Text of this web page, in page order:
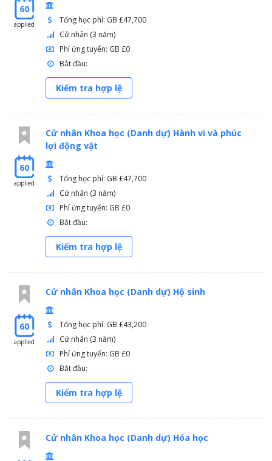
60
applied
Tổng học phí: GB £47,700
Cử nhân (3 năm)
Phí ứng tuyển: GB £0
Bắt đầu:
Kiểm tra hợp lệ
60
applied
Cử nhân Khoa học (Danh dự) Hành vi và phúc
lợi động vật
Tổng học phí: GB £47,700
Cử nhân (3 năm)
Phí ứng tuyển: GB £0
Bắt đầu:
Kiểm tra hợp lệ
60
applied
Cử nhân Khoa học (Danh dự) Hộ sinh
Tổng học phí: GB £43,200
Cử nhân (3 năm)
Phí ứng tuyển: GB £0
Bắt đầu:
Kiểm tra hợp lệ
Cử nhân Khoa học (Danh dự) Hóa học